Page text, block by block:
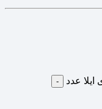
-